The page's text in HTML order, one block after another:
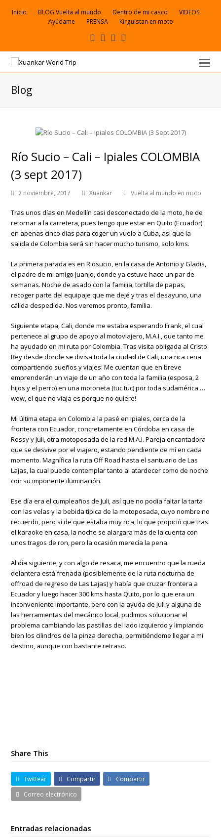
Inicio BLOG Vuelta al mundo Dentro de mi casco
VIDEOS
Ayúdame
PRENSA Kirguistan en moto
Facebook
VK Youtube
electrónico
Blog
Río Sucio – Cali – Ipiales COLOMBIA
(3 sept 2017)
2 noviembre, 2017 Xuankar Vuelta al mundo en moto
Tras unos días en Medellín casi desconectado de la moto, he de
retornar a la carretera, pues tengo que estar en Quito (Ecuador)
en apenas cinco días para coger un vuelo a Cuba, así que la
salida de Colombia será sin hacer mucho turismo, solo kms.
La primera parada es en Riosucio, en la casa de Antonio y Gladis,
el padre de mi amigo Juanjo, donde ya estuve hace un par de
semanas. Noche de asado con la familia, tortilla de papas,
recoger parte del equipaje que me dejé y tras el desayuno, una
cálida despedida. Nos veremos pronto, familia.
Siguiente etapa, Cali, donde me estaba esperando Frank, el cual
pertenece al grupo de apoyo al motoviajero, M.A.I., que tanto me
ha ayudado en mi ruta por Colombia. Tras visita obligada al Cristo
Rey desde donde se divisa toda la ciudad de Cali, una rica cena
compartiendo sueños y viajes: Me cuentan que en breve
emprenderán un viaje de un año con toda la familia (esposa, 2
hijos y el perro) en una motoneta (tuc tuc) por toda sudamérica …
wow, el que no viaja es porque no quiere!
Mi última etapa en Colombia la pasé en Ipiales, cerca de la
frontera con Ecuador, concretamente en Córdoba en casa de
Rossy y Juli, otra motoposada de la red M.A.I. Pareja encantadora
que se desvive por el viajero, estando pendiente de mí en cada
momento. Magnífica la ruta Off Road hasta el santuario de Las
Lajas, la cual puede contemplar tanto al atardecer como de noche
con su imponente iluminación.
Ese día era el cumpleaños de Juli, así que no podía faltar la tarta
con las velas y la bebida típica de la motoposada, cuyo nombre no
recuerdo, pero sí de que estaba muy rica, lo que propició que tras
el karaoke en casa, la noche se alargara más de la cuenta con
unos tragos de ron, pero la ocasión merecía la pena.
Al día siguiente, y con algo de resaca, me encuentro que la rueda
delantera está frenada (posiblemente de la ruta nocturna de
offroad de regreso de Las Lajas) y había que cruzar frontera a
Ecuador y luego hacer 300 kms hasta Quito, por lo que era un
inconveniente importante, pero con la ayuda de Juli y alguna de
las herramientas del mecánico local, pudimos solucionar el
problema cambiando las pastillas del lado izquierdo y limpiando
bien los cilindros de la pinza derecha, permitiéndome llegar a mi
destino, aunque con bastante retraso.
Share This
Twittear Compartir
Compartir
Correo electrónico
Entradas relacionadas